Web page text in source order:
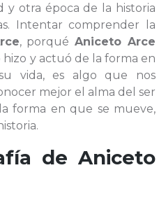
y otra época de la historia
Intentar comprender la
, porquéAniceto Arce
y actuó de la forma en
vida, es algo que nos
mejor el alma del ser
forma en que se mueve,
de Aniceto